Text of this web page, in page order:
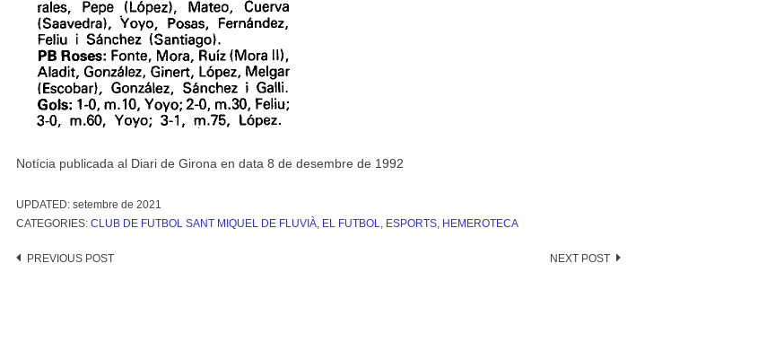
Notícia publicada al Diari de Girona en data 8 de desembre de 1992
UPDATED: setembre de 2021
CATEGORIES: CLUB DE FUTBOL SANT MIQUEL DE FLUVIÀ, EL FUTBOL, ESPORTS, HEMEROTECA
Post
PREVIOUS POST NEXT POST